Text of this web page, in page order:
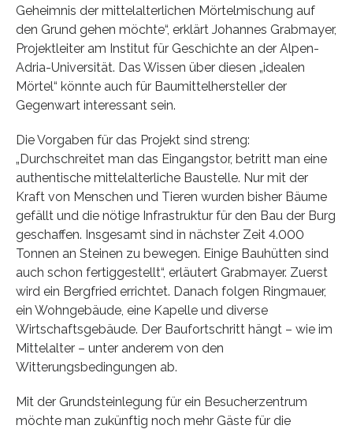
Geheimnis der mittelalterlichen Mörtelmischung auf
den Grund gehen möchte“, erklärt Johannes Grabmayer,
Projektleiter am Institut für Geschichte an der Alpen-
Adria-Universität. Das Wissen über diesen „idealen
Mörtel“ könnte auch für Baumittelhersteller der
Gegenwart interessant sein.
Die Vorgaben für das Projekt sind streng:
„Durchschreitet man das Eingangstor, betritt man eine
authentische mittelalterliche Baustelle. Nur mit der
Kraft von Menschen und Tieren wurden bisher Bäume
gefällt und die nötige Infrastruktur für den Bau der Burg
geschaffen. Insgesamt sind in nächster Zeit 4.000
Tonnen an Steinen zu bewegen. Einige Bauhütten sind
auch schon fertiggestellt“, erläutert Grabmayer. Zuerst
wird ein Bergfried errichtet. Danach folgen Ringmauer,
ein Wohngebäude, eine Kapelle und diverse
Wirtschaftsgebäude. Der Baufortschritt hängt – wie im
Mittelalter – unter anderem von den
Witterungsbedingungen ab.
Mit der Grundsteinlegung für ein Besucherzentrum
möchte man zukünftig noch mehr Gäste für die